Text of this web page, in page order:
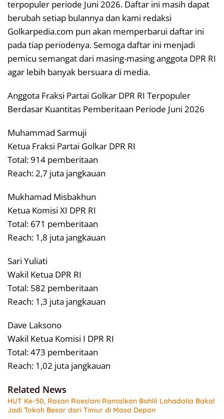
terpopuler periode Juni 2026. Daftar ini masih dapat
berubah setiap bulannya dan kami redaksi
Golkarpedia.com pun akan memperbarui daftar ini
pada tiap periodenya. Semoga daftar ini menjadi
pemicu semangat dari masing-masing anggota DPR RI
agar lebih banyak bersuara di media.
Anggota Fraksi Partai Golkar DPR RI Terpopuler
Berdasar Kuantitas Pemberitaan Periode Juni 2026
Muhammad Sarmuji
Ketua Fraksi Partai Golkar DPR RI
Total: 914 pemberitaan
Reach: 2,7 juta jangkauan
Mukhamad Misbakhun
Ketua Komisi XI DPR RI
Total: 671 pemberitaan
Reach: 1,8 juta jangkauan
Sari Yuliati
Wakil Ketua DPR RI
Total: 582 pemberitaan
Reach: 1,3 juta jangkauan
Dave Laksono
Wakil Ketua Komisi I DPR RI
Total: 473 pemberitaan
Reach: 1,02 juta jangkauan
Related News
HUT Ke-50, Rosan Roeslani Ramalkan Bahlil Lahadalia Bakal
Jadi Tokoh Besar dari Timur di Masa Depan